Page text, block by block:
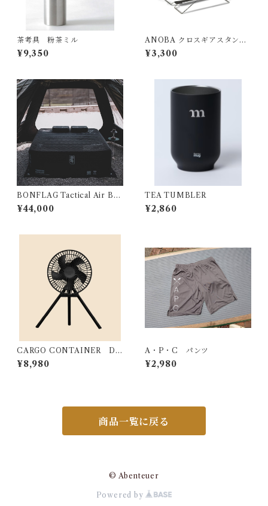
茶考具 粉茶ミル
¥9,350
ANOBA クロスギアスタンド
SUS Ver.
¥3,300
BONFLAG Tactical Air Bed
2P
¥44,000
TEA TUMBLER
¥2,860
CARGO CONTAINER DU
AL FAN - M
¥8,980
A・P・C パンツ
¥2,980
商品一覧に戻る
© Abenteuer
Powered by